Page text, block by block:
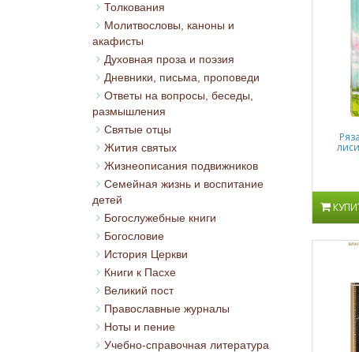
Толкования
Молитвословы, каноны и
акафисты
Духовная проза и поэзия
Дневники, письма, проповеди
Ответы на вопросы, беседы,
размышления
Святые отцы
Жития святых
Жизнеописания подвижников
Семейная жизнь и воспитание
детей
Богослужебные книги
Богословие
История Церкви
Книги к Пасхе
Великий пост
Православные журналы
Ноты и пение
Учебно-справочная литература